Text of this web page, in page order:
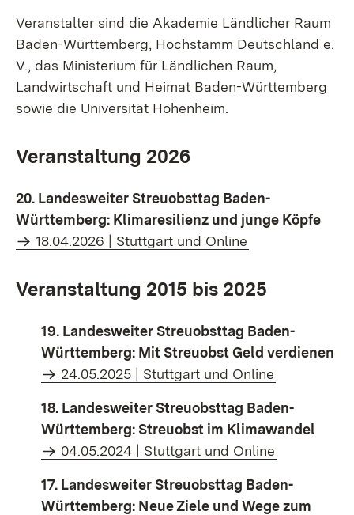
Veranstalter sind die Akademie Ländlicher Raum
Baden-Württemberg, Hochstamm Deutschland e.
V., das Ministerium für Ländlichen Raum,
Landwirtschaft und Heimat Baden-Württemberg
sowie die Universität Hohenheim.
Veranstaltung 2026
20. Landesweiter Streuobsttag Baden-
Württemberg: Klimaresilienz und junge Köpfe
18.04.2026 | Stuttgart und Online
Veranstaltung 2015 bis 2025
19. Landesweiter Streuobsttag Baden-
Württemberg: Mit Streuobst Geld verdienen
24.05.2025 | Stuttgart und Online
18. Landesweiter Streuobsttag Baden-
Württemberg: Streuobst im Klimawandel
04.05.2024 | Stuttgart und Online
17. Landesweiter Streuobsttag Baden-
Württemberg: Neue Ziele und Wege zum